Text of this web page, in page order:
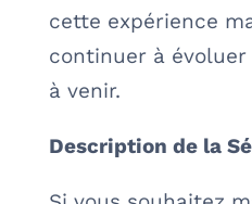
cette expérience
continuer à évoluer
à venir.
Description de la